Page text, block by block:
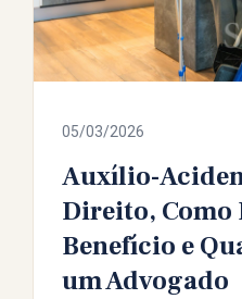
05/03/2026
Auxílio-
Direito, Como
Benefício e
um Advogado